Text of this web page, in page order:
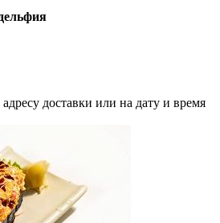
доставки или на дату и время